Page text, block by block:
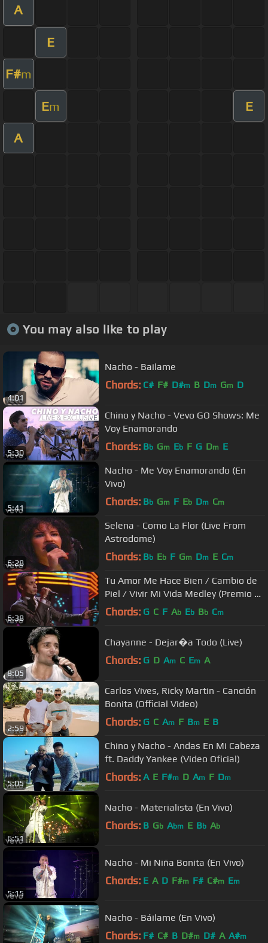
A
E
F#m
Em E
A
You may also like to play
4:01
Nacho - Bailame
Chords: C# F# D#m B Dm Gm D
5:30
Chino y Nacho - Vevo GO Shows: Me
Voy Enamorando
Chords: Bb Gm Eb F G Dm E
5:41
Nacho - Me Voy Enamorando (En
Vivo)
Chords: Bb Gm F Eb Dm Cm
6:28
Selena - Como La Flor (Live From
Astrodome)
Chords: Bb Eb F Gm Dm E Cm
6:38
Tu Amor Me Hace Bien / Cambio de
Piel / Vivir Mi Vida Medley (Premio Lo
Nuestro 2014)
Chords: G C F Ab Eb Bb Cm
8:05
Chayanne - Dejar�a Todo (Live)
Chords: G D Am C Em A
2:59
Carlos Vives, Ricky Martin - Canción
Bonita (Official Video)
Chords: G C Am F Bm E B
5:05
Chino y Nacho - Andas En Mi Cabeza
ft. Daddy Yankee (Video Oficial)
Chords: A E F#m D Am F Dm
6:51
Nacho - Materialista (En Vivo)
Chords: B Gb Abm E Bb Ab
5:15
Nacho - Mi Niña Bonita (En Vivo)
Chords: E A D F#m F# C#m Em
Nacho - Báilame (En Vivo)
Chords: F# C# B D#m D# A A#m